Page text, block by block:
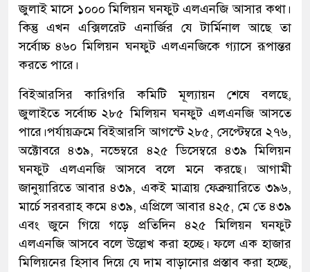
জুলাই মাসে ১০০০ মিলিয়ন ঘনফুট এলএনজি আসার কথা।
কিন্তু এখন এক্সিলরেট এনার্জির যে টার্মিনাল আছে তা
সর্বোচ্চ ৪৬০ মিলিয়ন ঘনফুট এলএনজিকে গ্যাসে রূপান্তর
করতে পারে।
বিইআরসির কারিগরি কমিটি মূল্যায়ন শেষে বলছে,
জুলাইতে সর্বোচ্চ ২৮৫ মিলিয়ন ঘনফুট এলএনজি আসতে
পারে।পর্যায়ক্রমে বিইআরসি আগস্টে ২৮৫, সেপ্টেম্বরে ২৭৬,
অক্টোবরে ৪৩৯, নভেম্বরে ৪২৫ ডিসেম্বরে ৪৩৯ মিলিয়ন
ঘনফুট এলএনজি আসবে বলে মনে করছে। আগামী
জানুয়ারিতে আবার ৪৩৯, একই মাত্রায় ফেব্রুয়ারিতে ৩৯৬,
মার্চে সরবরাহ কমে ৪৩৯, এপ্রিলে আবার ৪২৫, মে তে ৪৩৯
এবং জুনে গিয়ে গড়ে প্রতিদিন ৪২৫ মিলিয়ন ঘনফুট
এলএনজি আসবে বলে উল্লেখ করা হচ্ছে। ফলে এক হাজার
মিলিয়নের হিসাব দিয়ে যে দাম বাড়ানোর প্রস্তাব করা হচ্ছে,